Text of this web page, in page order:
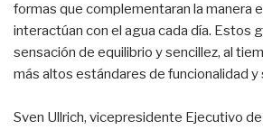
formas que complementaran la manera
interactúan con el agua cada día. Estos
sensación de equilibrio y sencillez, al
más altos estándares de funcionalidad y
Sven Ullrich, vicepresidente Ejecutivo